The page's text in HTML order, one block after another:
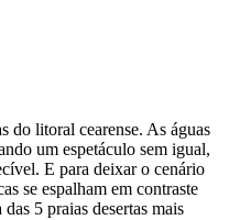
do litoral cearense. As águas
um espetáculo sem igual,
E para deixar o cenário
se espalham em contraste
5 praias desertas mais